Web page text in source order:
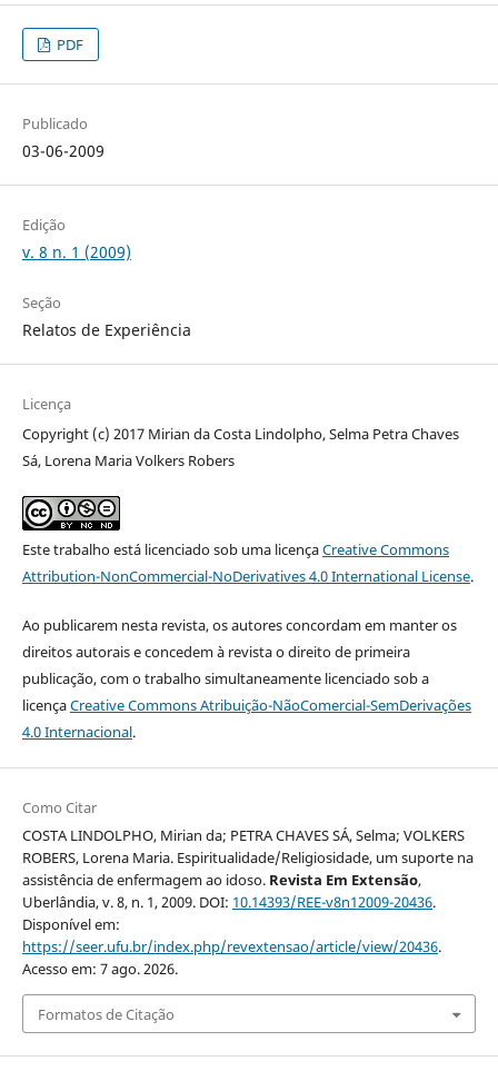
PDF
Publicado
03-06-2009
Edição
v. 8 n. 1 (2009)
Seção
Relatos de Experiência
Licença
Copyright (c) 2017 Mirian da Costa Lindolpho, Selma Petra Chaves
Sá, Lorena Maria Volkers Robers
Este trabalho está licenciado sob uma licençaCreative Commons
Attribution-NonCommercial-NoDerivatives 4.0 International License.
Ao publicarem nesta revista, os autores concordam em manter os
direitos autorais e concedem à revista o direito de primeira
publicação, com o trabalho simultaneamente licenciado sob a
licençaCreative Commons Atribuição-NãoComercial-SemDerivações
4.0 Internacional.
Como Citar
COSTA LINDOLPHO, Mirian da; PETRA CHAVES SÁ, Selma; VOLKERS
ROBERS, Lorena Maria. Espiritualidade/Religiosidade, um suporte na
assistência de enfermagem ao idoso. Revista Em Extensão,
Uberlândia, v. 8, n. 1, 2009. DOI: 10.14393/REE-v8n12009-20436.
Disponível em:
https://seer.ufu.br/index.php/revextensao/article/view/20436.
Acesso em: 7 ago. 2026.
Formatos de Citação